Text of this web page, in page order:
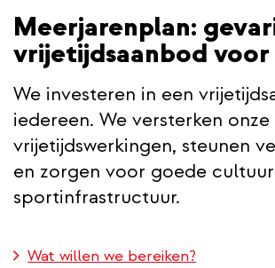
Meerjarenplan:
vrijetijdsaanbod
We investeren in een
iedereen. We versterken
vrijetijdswerkingen, steunen
en zorgen voor goede
sportinfrastructuur.
Wat willen we bereiken?